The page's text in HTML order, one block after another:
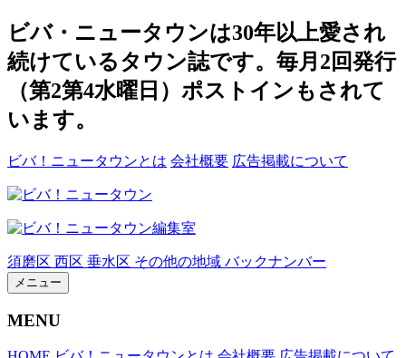
ビバ・ニュータウンは30年以上愛され
続けているタウン誌です。毎月2回発行
（第2第4水曜日）ポストインもされて
います。
ビバ！ニュータウンとは 会社概要 広告掲載について
須磨区 西区 垂水区 その他の地域 バックナンバー
メニュー
MENU